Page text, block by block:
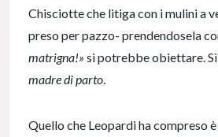
Chisciotte che litiga con i mulini a
preso per pazzo- prendendosela
matrigna!» si potrebbe obiettare.
madre di parto.
Quello che Leopardi ha compreso